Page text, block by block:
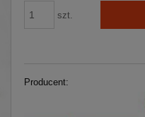
szt.
Producent: